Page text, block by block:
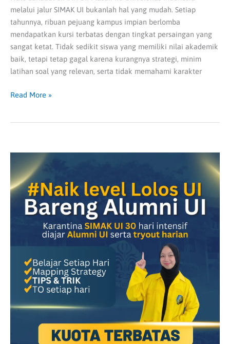
melalui jalur SIMAK UI bukanlah hal yang mudah. Setiap
tahunnya, ribuan pejuang kampus impian berlomba
mendapatkan kursi terbatas dengan tingkat persaingan yang
sangat ketat. Tidak sedikit siswa yang memiliki nilai akademik
baik, tetapi tetap gagal karena kurangnya strategi, minim
latihan soal yang relevan, serta tidak memahami karakter
Read More »